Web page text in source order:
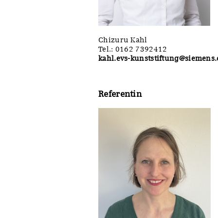
Chizuru Kahl
Tel.: 0162 7392412
kahl.evs-
Referentin